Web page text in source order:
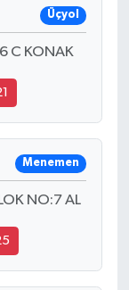
Üçyol
C KONAK
Menemen
NO:7 AL